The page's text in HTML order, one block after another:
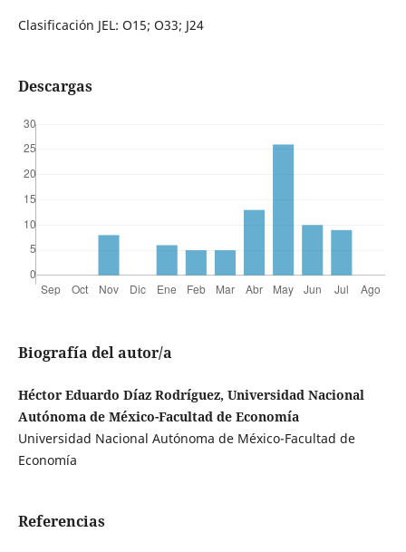
Clasificación JEL: O15; O33; J24
Descargas
Biografía del autor/a
Héctor Eduardo Díaz Rodríguez, Universidad Nacional
Autónoma de México-Facultad de Economía
Universidad Nacional Autónoma de México-Facultad de
Economía
Referencias